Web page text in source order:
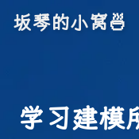
坂琴的小窝🍜
学习建模